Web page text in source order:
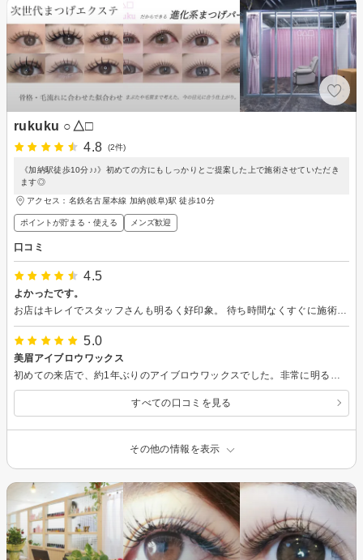
rukuku ○△□
4.8
(2件)
《加納駅徒歩10分♪♪》初めての方にもしっかりとご提案した上で施術させていただき
ます◎
アクセス：名鉄名古屋本線 加納(岐阜)駅 徒歩10分
ポイントが貯まる・使える メンズ歓迎
口コミ
4.5
よかったです。
お店はキレイでスタッフさんも明るく好印象。 待ち時間なくすぐに施術してもらえました。 まつ毛がキレイに上がり、当分ハッピーな気分で過ごせそうです。 ありがとうございました！
5.0
美眉アイブロウワックス
すべての口コミを見る
その他の情報を表示